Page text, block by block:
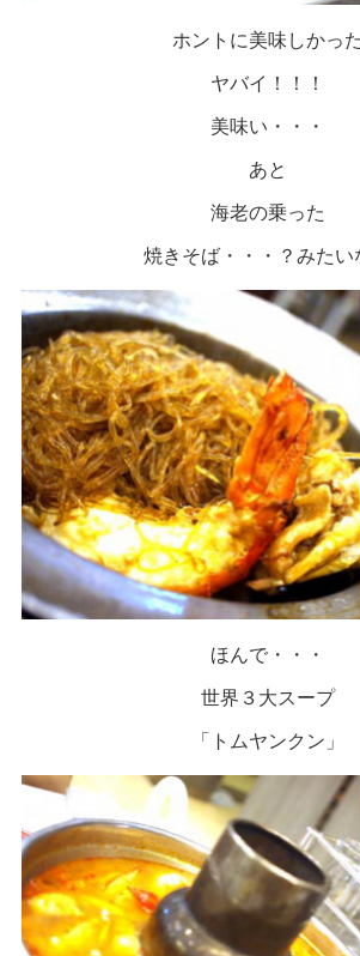
ホントに美味しかった
ヤバイ！！！
美味い・・・
あと
海老の乗った
焼きそば・・・？みたい
ほんで・・・
世界３大スープ
「トムヤンクン」